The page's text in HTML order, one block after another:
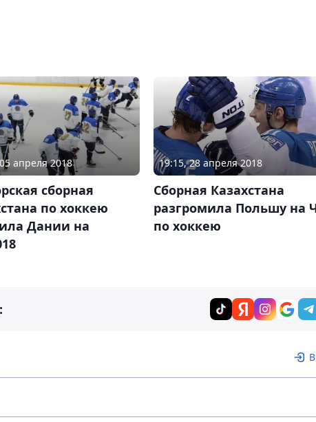
апреля 2018
сборная
по хоккею
Дании на
19:15, 28 апреля 2018
Сборная Казахстана
разгромила Польшу на
по хоккею